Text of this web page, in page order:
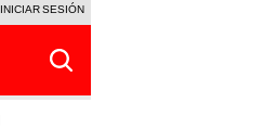
LA BELLA LUZ
INICIAR SESIÓN